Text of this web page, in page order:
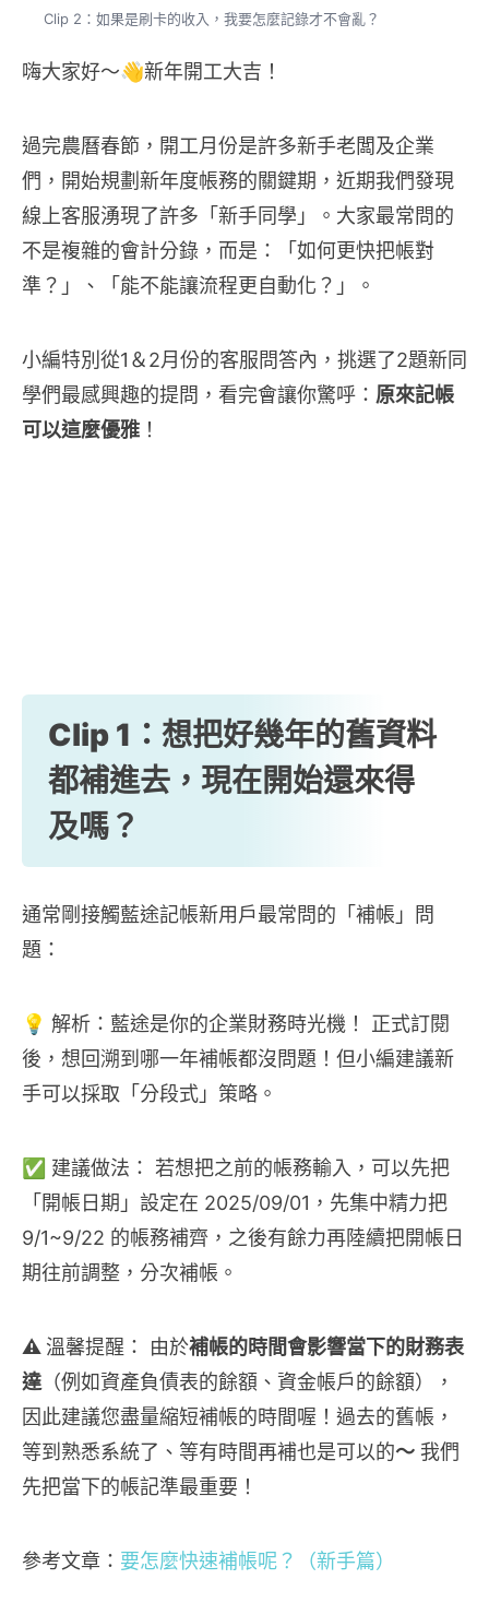
Clip 2：如果是刷卡的收入，我要怎麼記錄才不會亂？
嗨大家好～👋新年開工大吉！
過完農曆春節，開工月份是許多新手老闆及企業
們，開始規劃新年度帳務的關鍵期，近期我們發現
線上客服湧現了許多「新手同學」。大家最常問的
不是複雜的會計分錄，而是：「如何更快把帳對
準？」、「能不能讓流程更自動化？」。
小編特別從1＆2月份的客服問答內，挑選了2題新同
學們最感興趣的提問，看完會讓你驚呼： 原來記帳
可以這麼優雅 ！
Clip 1： 想把好幾年的舊資料
都補進去，現在開始還來得
及嗎？
通常剛接觸藍途記帳新用戶最常問的「補帳」問
題：
💡 解析：藍途是你的企業財務時光機！ 正式訂閱
後，想回溯到哪一年補帳都沒問題！但小編建議新
手可以採取「分段式」策略。
✅ 建議做法： 若想把之前的帳務輸入，可以先把
「開帳日期」設定在 2025/09/01，先集中精力把
9/1~9/22 的帳務補齊，之後有餘力再陸續把開帳日
期往前調整，分次補帳。
⚠️ 溫馨提醒： 由於補帳的時間會影響當下的財務表
達 （例如資產負債表的餘額、資金帳戶的餘額），
因此建議您盡量縮短補帳的時間喔！過去的舊帳，
等到熟悉系統了、等有時間再補也是可以的～ 我們
先把當下的帳記準最重要！
參考文章： 要怎麼快速補帳呢？（新手篇）